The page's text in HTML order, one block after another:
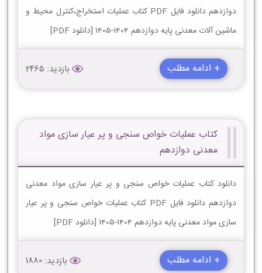
دوازدهم دانلود فایل PDF کتاب عملیات استخراج،کنترل محیط و
ماشین آلات معدنی پایه دوازدهم 1404-1405 [دانلود PDF]
+ ادامه مطلب بازدید: 2465
کتاب عملیات خواص سنجی و پر عیار سازی مواد
معدنی دوازدهم
دانلود کتاب عملیات خواص سنجی و پر عیار سازی مواد معدنی
دوازدهم دانلود فایل PDF کتاب عملیات خواص سنجی و پر عیار
سازی مواد معدنی پایه دوازدهم 1404-1405 [دانلود PDF]
+ ادامه مطلب بازدید: 1880